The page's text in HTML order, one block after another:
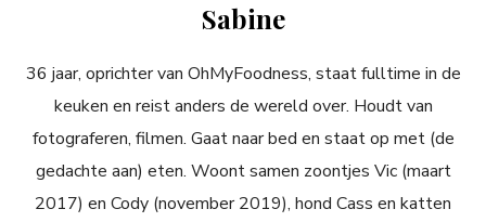
Sabine
36 jaar, oprichter van OhMyFoodness, staat fulltime in de
keuken en reist anders de wereld over. Houdt van
fotograferen, filmen. Gaat naar bed en staat op met (de
gedachte aan) eten. Woont samen zoontjes Vic (maart
2017) en Cody (november 2019), hond Cass en katten